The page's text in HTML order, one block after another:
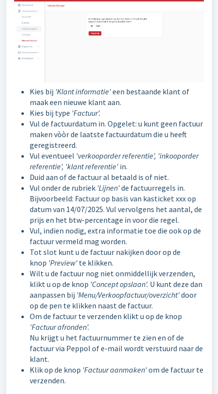
Kies bij 'Klant informatie'een bestaande klant of
maak een nieuwe klant aan.
Kies bij type 'Factuur'.
Vul de factuurdatum in. Opgelet: u kunt geen factuur
maken vòòr de laatste factuurdatum die u heeft
geregistreerd.
Vul eventueel 'verkooporder referentie', 'inkooporder
referentie', 'klant referentie' in.
Duid aan of de factuur al betaald is of niet.
Vul onder de rubriek 'Lijnen'de factuurregels in.
Bijvoorbeeld: Factuur op basis van kasticket xxx op
datum van 14/07/2025. Vul vervolgens het aantal, de
prijs en het btw-percentage in voor die regel.
Vul, indien nodig, extra informatie toe die ook op de
factuur vermeld mag worden.
Tot slot kunt u de factuur nakijken door op de
knop 'Preview' te klikken.
Wilt u de factuur nog niet onmiddellijk verzenden,
klikt u op de knop 'Concept opslaan'. U kunt deze dan
aanpassen bij 'Menu/Verkoopfactuur/overzicht'door
op de pen te klikken naast de factuur.
Om de factuur te verzenden klikt u op de knop
'Factuur afronden'.
Nu krijgt u het factuurnummer te zien en of de
factuur via Peppol of e-mail wordt verstuurd naar de
klant.
Klik op de knop 'Factuur aanmaken'om de factuur te
verzenden.